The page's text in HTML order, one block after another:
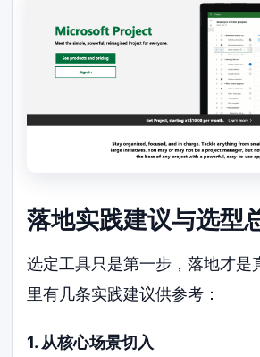
落地实践建议与选型
选定工具只是第一步，落地才是
里有几条实践建议供参考：
1. 从核心场景切入